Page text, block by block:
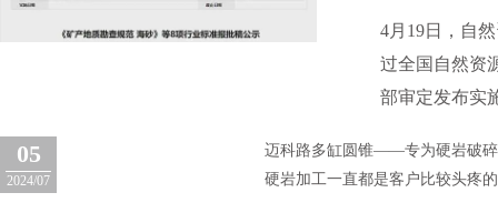
4月19日，自
过全国自然资
部审定发布实
05
2024/07
迈科路多缸圆锥——专为硬岩破
硬岩加工一直都是客户比较头疼